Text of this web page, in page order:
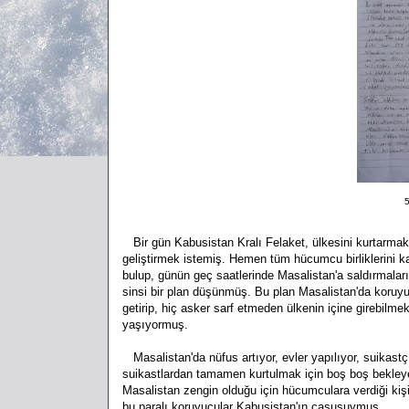
Bir gün Kabusistan Kralı Felaket, ülkesini kurtarmak
geliştirmek istemiş. Hemen tüm hücumcu birliklerini
bulup, günün geç saatlerinde Masalistan'a
sinsi bir plan düşünmüş. Bu plan Masalistan'da
getirip, hiç asker sarf etmeden ülkenin içine
yaşıyormuş.
Masalistan'da nüfus artıyor, evler yapılıyor,
suikastlardan tamamen kurtulmak için boş boş
Masalistan zengin olduğu için hücumculara verdiği